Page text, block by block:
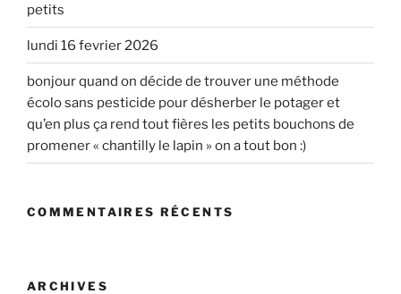
petits
lundi 16 fevrier 2026
bonjour quand on décide de trouver une méthode
écolo sans pesticide pour désherber le potager et
qu’en plus ça rend tout fières les petits bouchons de
promener « chantilly le lapin » on a tout bon :)
COMMENTAIRES RÉCENTS
ARCHIVES